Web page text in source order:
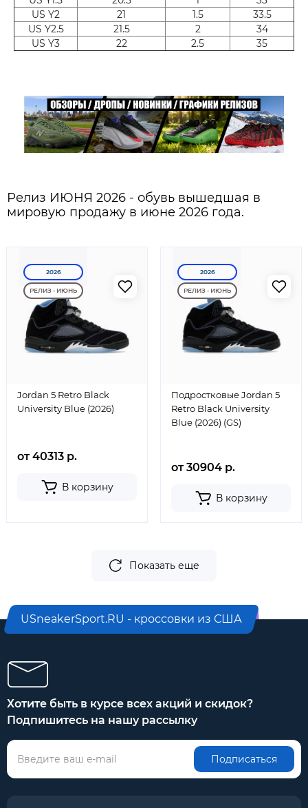
US Y2
21 1.5
33.5
US Y2.5
21.5 2
34
US Y3
22 2.5 35
Релиз ИЮНЯ 2026 - обувь вышедшая в
мировую продажу в июне 2026 года.
2026
РЕЛИЗ - ИЮНЬ
Jordan 5 Retro Black
University Blue (2026)
от 40313 р.
В корзину
2026
РЕЛИЗ - ИЮНЬ
Подростковые Jordan 5
Retro Black University
Blue (2026) (GS)
от 30904 р.
В корзину
Показать еще
USneakerSport.RU - кроссовки из США
Хотите быть в курсе всех акций и скидок?
Подпишитесь на нашу рассылку
Подписаться